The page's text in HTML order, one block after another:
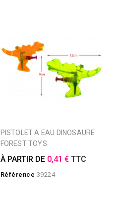
PISTOLET A EAU DINOSAURE
FOREST TOYS
À PARTIR DE 0,41 € TTC
Référence 39224